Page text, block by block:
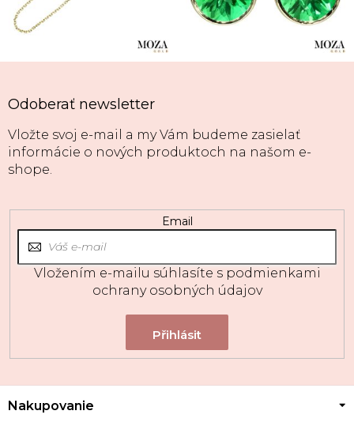
Odoberať newsletter
Vložte svoj e-mail a my Vám budeme zasielať
informácie o nových produktoch na našom e-
shope.
Email
Vložením e-mailu súhlasíte s podmienkami
ochrany osobných údajov
Z
Nakupovanie